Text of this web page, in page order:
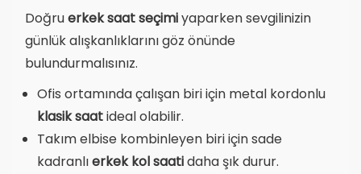
Doğruerkek saat seçimiyaparken sevgilinizin
günlük alışkanlıklarını göz önünde
bulundurmalısınız.
Ofis ortamında çalışan biri için metal kordonlu
klasik saatideal olabilir.
Takım elbise kombinleyen biri için sade
kadranlıerkek kol saatidaha şık durur.